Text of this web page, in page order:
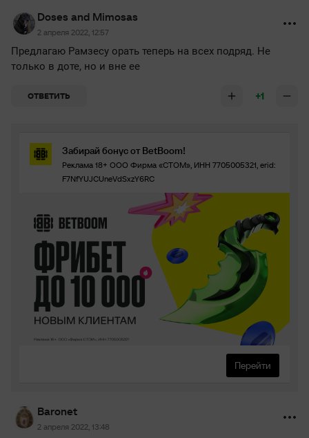
Doses and Mimosas
2 апреля 2022, 12:57
Предлагаю Рамзесу орать теперь на всех подряд. Не
только в доте, но и вне ее
ОТВЕТИТЬ +1
Забирай бонус от BetBoom!
Реклама 18+ ООО Фирма «СТОМ», ИНН 7705005321, erid:
F7NfYUJCUneVdSxzY6RC
Перейти
Baronet
2 апреля 2022, 13:48